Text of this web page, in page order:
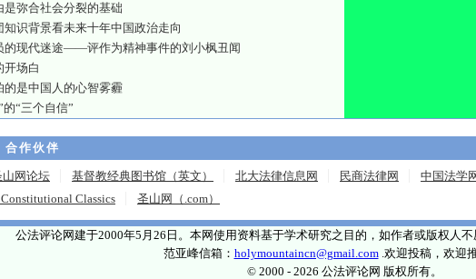
弥合社会分裂的基础
识背景看未来十年中国政治走向
的现代迷途——评作为精神事件的刘小枫丑闻
开场白
的是中国人的心智雾霾
“三个自信”
作伙伴
山网论坛 基督教经典图书馆（英文） 北大法律信息网 民商法律网 中国法学
Classics
圣山网（.com）
公法评论网建于2000年5月26日。本网使用资料基于学术研究之目的，如作者或版权人不
范亚峰信箱： holymountaincn@gmail.com.欢迎投稿，欢迎推
© 2000 - 2026 公法评论网 版权所有。